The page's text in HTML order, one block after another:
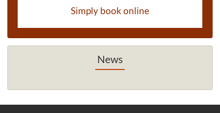
Simply book online
News